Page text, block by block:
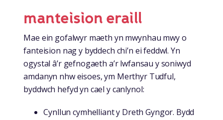
manteision eraill
Mae ein gofalwyr maeth yn mwynhau mwy o
fanteision nag y byddech chi’n ei feddwl. Yn
ogystal â’r gefnogaeth a’r lwfansau y soniwyd
amdanyn nhw eisoes, ym Merthyr Tudful,
byddwch hefyd yn cael y canlynol:
Cynllun cymhelliant y Dreth Gyngor. Bydd